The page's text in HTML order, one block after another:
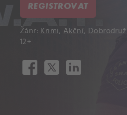
REGISTROVAT
Žánr:Krimi,Akční,
12+